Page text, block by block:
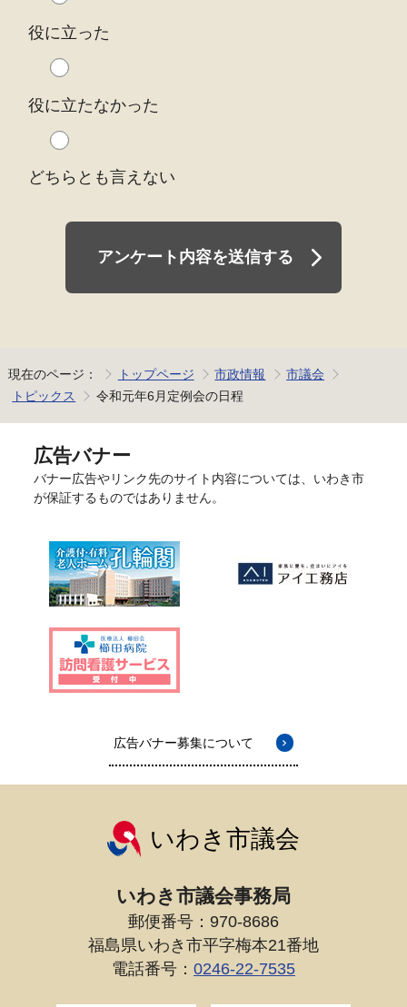
役に立った
役に立たなかった
どちらとも言えない
アンケート内容を送信する
現在のページ： トップページ 市政情報
市議会
トピックス
令和元年6月定例会の日程
広告バナー
バナー広告やリンク先のサイト内容については、いわき市
が保証するものではありません。
広告バナー募集について
いわき市議会
いわき市議会事務局
郵便番号：970-8686
福島県いわき市平字梅本21番地
電話番号： 0246-22-7535